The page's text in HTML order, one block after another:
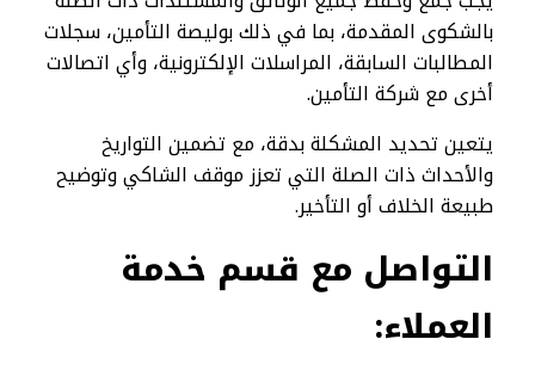
بالشكوى المقدمة، بما في ذلك بوليصة التأمين، سجلات
المطالبات السابقة، المراسلات الإلكترونية، وأي اتصالات
أخرى مع شركة التأمين.
يتعين تحديد المشكلة بدقة، مع تضمين التواريخ
والأحداث ذات الصلة التي تعزز موقف الشاكي وتوضيح
طبيعة الخلاف أو التأخير.
التواصل مع قسم خدمة
العملاء: